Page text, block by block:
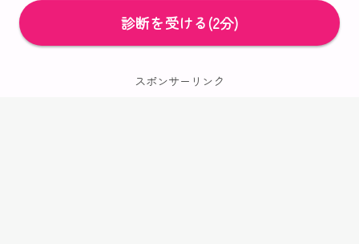
診断を受ける(2分)
スポンサーリンク